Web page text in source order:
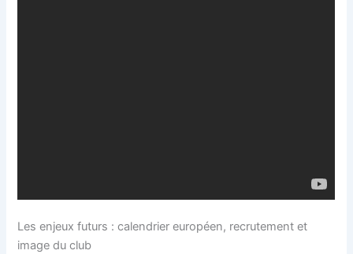
Les enjeux futurs : calendrier européen, recrutement et
image du club